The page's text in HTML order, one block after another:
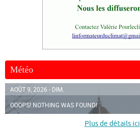
Météo
AOÛT 9, 2026 - DIM.
OOOPS! NOTHING WAS FOUND!
Plus de détails ici